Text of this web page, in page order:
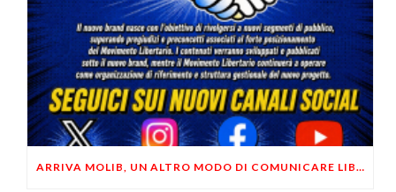
ARRIVA MOLIB, UN ALTRO MODO DI COMUNICARE LIBERTARIO